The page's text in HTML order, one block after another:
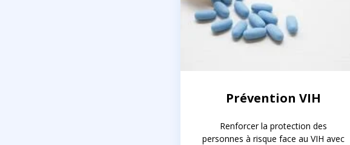
Prévention VIH
Renforcer la protection des
personnes à risque face au VIH avec